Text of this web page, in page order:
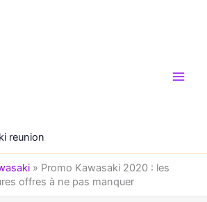
reunion
» Promo Kawasaki 2020 : les
offres à ne pas manquer